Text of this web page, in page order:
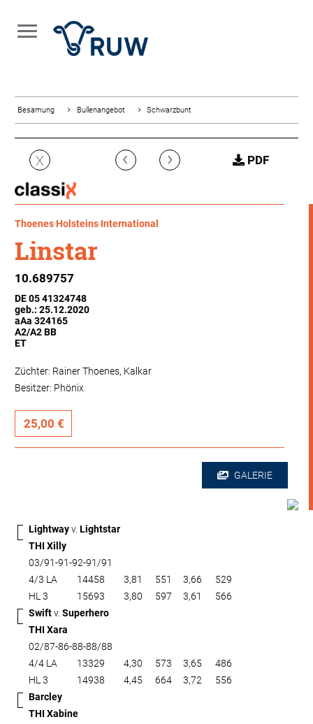
Besamung Bullenangebot Schwarzbunt
X ‹ › PDF
Thoenes Holsteins International
Linstar
10.689757
DE 05 41324748
geb.: 25.12.2020
aAa 324165
A2/A2 BB
ET
Züchter: Rainer Thoenes, Kalkar
Besitzer: Phönix
25,00 €
GALERIE
Lightwayv. Lightstar
THI Xilly
03/91-91-92-91/91
4/3 LA
14458 3,81 551 3,66
529
HL 3
15693 3,80 597 3,61
566
Swiftv. Superhero
THI Xara
02/87-86-88-88/88
4/4 LA
13329 4,30 573 3,65
486
HL 3
14938 4,45 664 3,72
556
Barcley
THI Xabine